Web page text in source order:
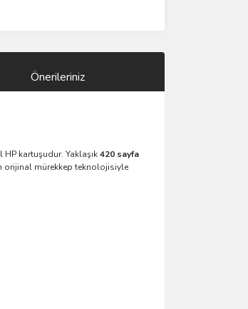
Önerileriniz
kartuşudur. Yaklaşık420 sayfa
orijinal mürekkep teknolojisiyle